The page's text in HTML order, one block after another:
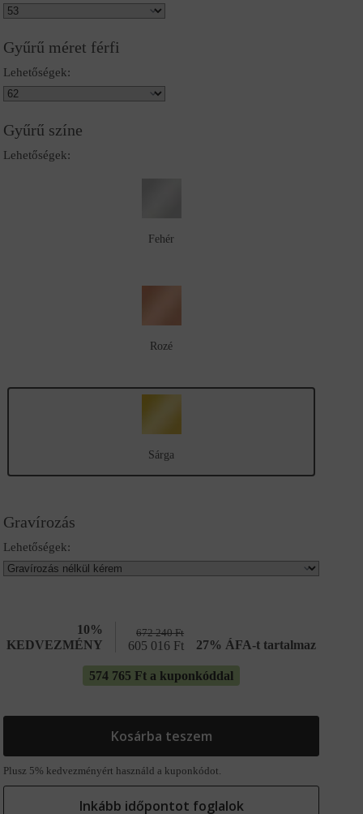
Gyűrű méret férfi
Lehetőségek:
Gyűrű színe
Lehetőségek:
Fehér
Rozé
Sárga
Gravírozás
Lehetőségek:
10%
KEDVEZMÉNY
672 240Ft
605 016 Ft 27% ÁFA-t tartalmaz
574 765 Ft a kuponkóddal
Kosárba teszem
Plusz 5% kedvezményért használd a kuponkódot.
Inkább időpontot foglalok